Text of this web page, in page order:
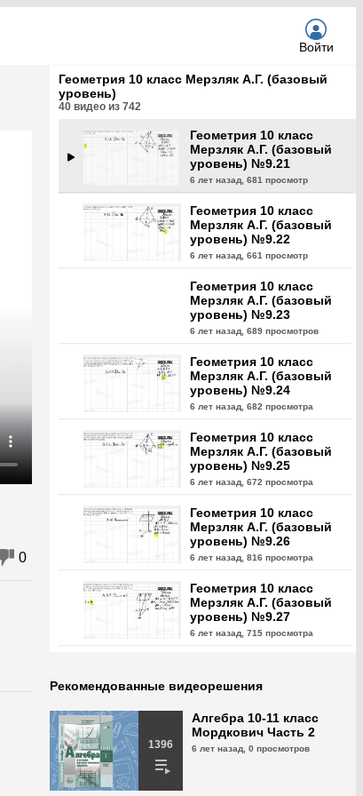
Войти
0
Геометрия 10 класс Мерзляк А.Г. (базовый
уровень)
40 видео из 742
550 просмотров
Мерзляк А.Г. (базовый
уровень) №9.20
Геометрия 10 класс
Мерзляк А.Г. (базовый
уровень) №9.21
6 лет назад, 681 просмотр
Геометрия 10 класс
Мерзляк А.Г. (базовый
уровень) №9.22
6 лет назад, 661 просмотр
Геометрия 10 класс
Мерзляк А.Г. (базовый
уровень) №9.23
6 лет назад, 689 просмотров
Геометрия 10 класс
Мерзляк А.Г. (базовый
уровень) №9.24
6 лет назад, 682 просмотра
Геометрия 10 класс
Мерзляк А.Г. (базовый
уровень) №9.25
6 лет назад, 672 просмотра
Геометрия 10 класс
Мерзляк А.Г. (базовый
уровень) №9.26
6 лет назад, 816 просмотра
Геометрия 10 класс
Мерзляк А.Г. (базовый
уровень) №9.27
6 лет назад, 715 просмотра
уровень) №9.28
Геометрия 10 класс
Мерзляк А.Г. (базовый
Рекомендованные видеорешения
1396
Алгебра 10-11 класс
Мордкович Часть 2
6 лет назад, 0 просмотров